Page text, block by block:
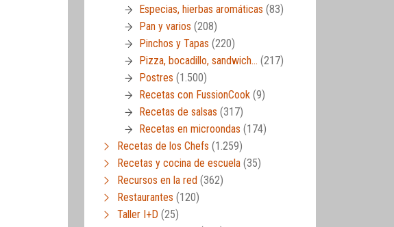
Especias, hierbas aromáticas (83)
Pan y varios (208)
Pinchos y Tapas (220)
Pizza, bocadillo, sandwich… (217)
Postres (1.500)
Recetas con FussionCook (9)
Recetas de salsas (317)
Recetas en microondas (174)
Recetas de los Chefs (1.259)
Recetas y cocina de escuela (35)
Recursos en la red (362)
Restaurantes (120)
Taller I+D (25)